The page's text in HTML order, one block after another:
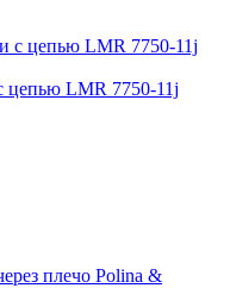
цепью LMR 7750-11j